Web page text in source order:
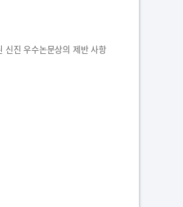
신진 우수논문상의 제반 사항